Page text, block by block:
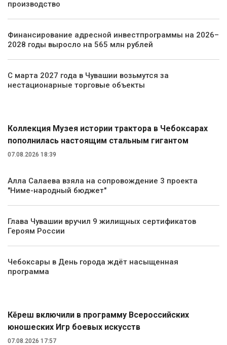
производство
Финансирование адресной инвестпрограммы на 2026–
2028 годы выросло на 565 млн рублей
С марта 2027 года в Чувашии возьмутся за
нестационарные торговые объекты
Коллекция Музея истории трактора в Чебоксарах
пополнилась настоящим стальным гигантом
07.08.2026 18:39
Алла Салаева взяла на сопровождение 3 проекта
"Ниме-народный бюджет"
Глава Чувашии вручил 9 жилищных сертификатов
Героям России
Чебоксары в День города ждёт насыщенная
программа
Кĕрешӳ включили в программу Всероссийских
юношеских Игр боевых искусств
07.08.2026 17:57